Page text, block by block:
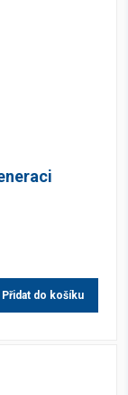
Přidat do košíku